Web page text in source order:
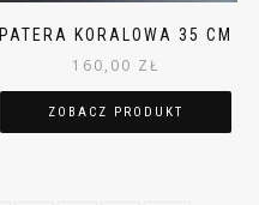
PATERA KORALOWA 35 CM
160,00 ZŁ
ZOBACZ PRODUKT